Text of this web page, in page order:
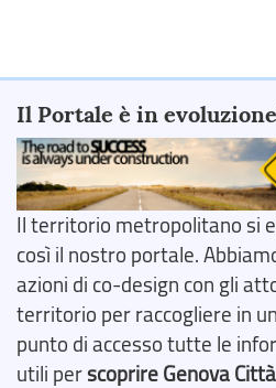
Il Portale è in
Il territorio metropolitano si
così il nostro portale.
azioni di co-design con gli
territorio per raccogliere in
punto di accesso tutte le
utili perscoprire Genova Città